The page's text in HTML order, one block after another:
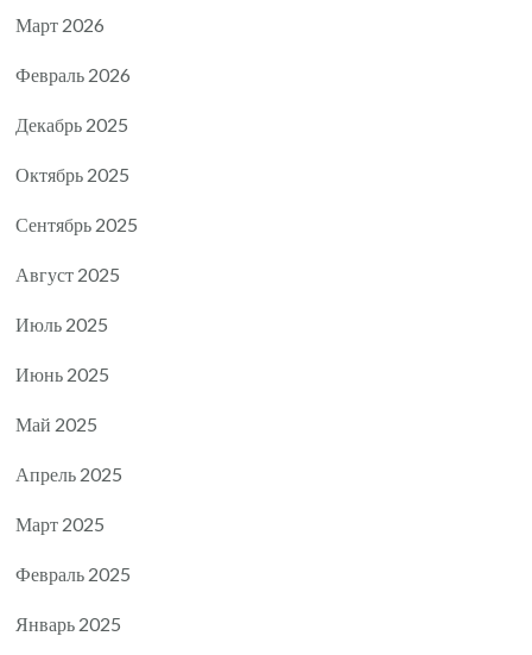
Март 2026
Февраль 2026
Декабрь 2025
Октябрь 2025
Сентябрь 2025
Август 2025
Июль 2025
Июнь 2025
Май 2025
Апрель 2025
Март 2025
Февраль 2025
Январь 2025